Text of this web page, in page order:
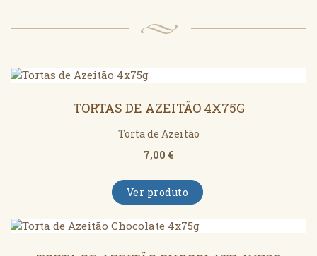
TORTAS DE AZEITÃO 4X75G
Torta de Azeitão
7,00 €
Ver produto